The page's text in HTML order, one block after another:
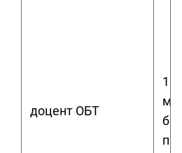
доцент ОБТ
1.